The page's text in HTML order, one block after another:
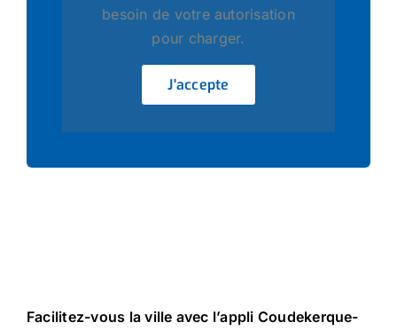
besoin de votre autorisation
pour charger.
J'accepte
Facilitez-vous la ville avec l’appli Coudekerque-